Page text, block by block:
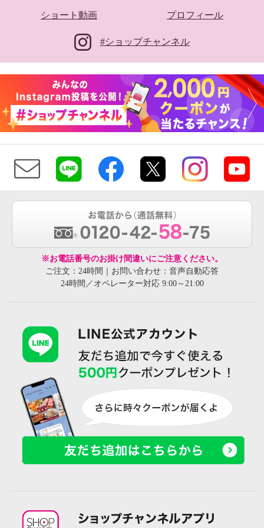
ショート動画 プロフィール
#ショップチャンネル
※お電話番号のお掛け間違いにご注意ください。
ご注文：24時間｜お問い合わせ：音声自動応答
24時間／オペレーター対応 9:00～21:00